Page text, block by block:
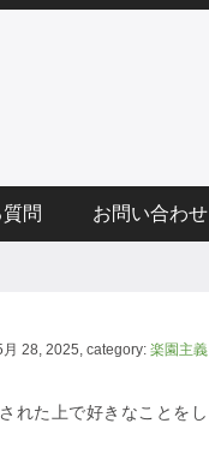
問 お問い合わせ
月 28, 2025, category: 楽園主義
れた上で好きなことをし